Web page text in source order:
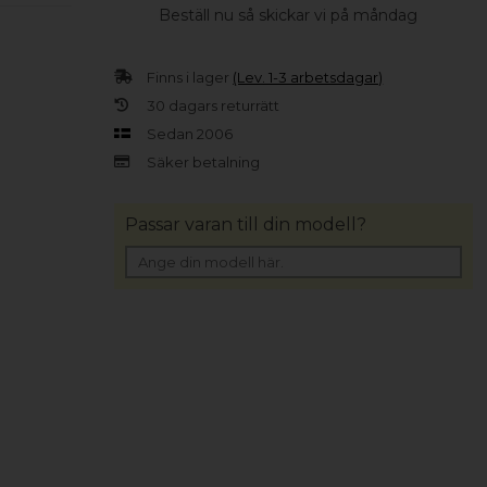
Beställ nu så skickar vi på måndag
Finns i lager (Lev. 1-3 arbetsdagar)
30 dagars returrätt
Sedan 2006
Säker betalning
Passar varan till din modell?